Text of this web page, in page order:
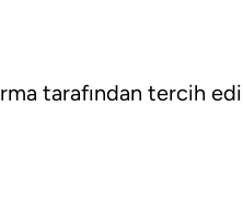
tarafından tercih